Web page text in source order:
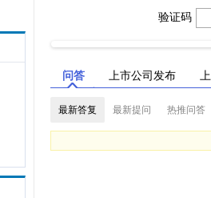
验证码
问答 上市公司发布
最新答复 最新提问 热推问答